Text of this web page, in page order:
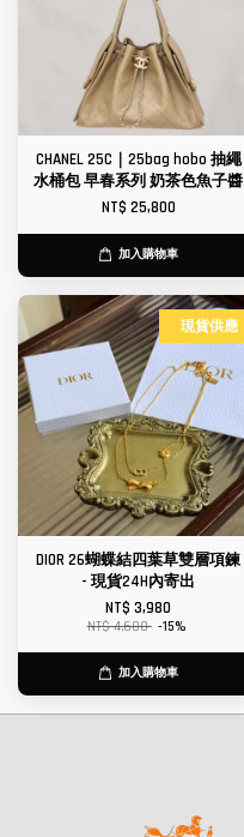
CHANEL 25C｜25bag hobo 抽繩
水桶包 早春系列 奶茶色魚子醬
NT$ 25,800
加入購物車
現貨供應
DIOR 26蝴蝶結四葉草雙層項鍊
- 現貨24H內寄出
NT$ 3,980
NT$ 4,680 -15%
加入購物車